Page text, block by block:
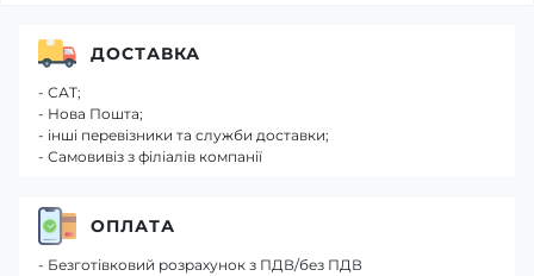
ДОСТАВКА
- САТ;
- Нова Пошта;
- інші перевізники та служби доставки;
- Самовивіз з філіалів компанії
ОПЛАТА
- Безготівковий розрахунок з ПДВ/без ПДВ